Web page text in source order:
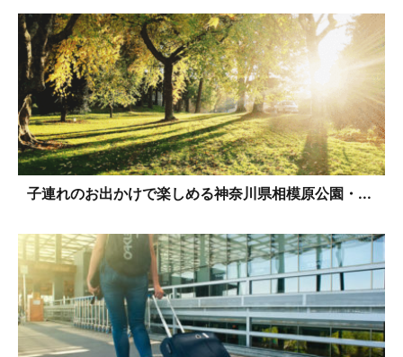
子連れのお出かけで楽しめる神奈川県相模原公園・...